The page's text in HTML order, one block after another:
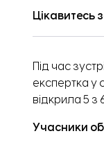
Цікавитесь
Під час
експертка у
відкрила 5 з
Учасники